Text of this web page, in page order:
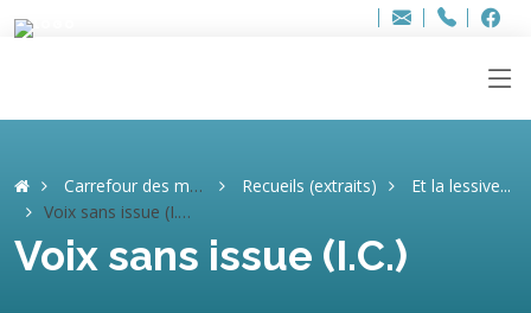
Adresse
info..hâthe..
Tel.
Tel.
Carrefour des mémoires Recueils (extraits)
Et la lessive...
Voix sans issue (I.C.)
Voix sans issue (I.C.)